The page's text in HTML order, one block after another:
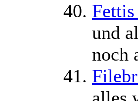
und
noch